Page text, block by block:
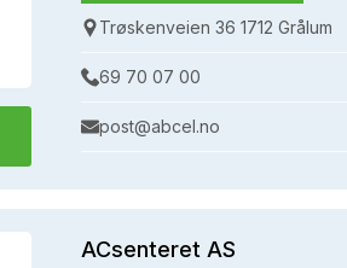
Trøskenveien 36 1712 Grålum
69 70 07 00
post@abcel.no
ACsenteret AS